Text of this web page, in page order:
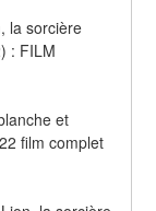
la sorcière
: FILM
et
film complet